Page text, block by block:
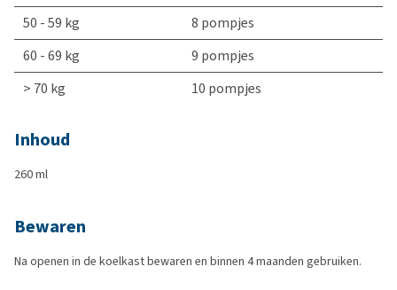
50 - 59 kg
8 pompjes
60 - 69 kg
9 pompjes
> 70 kg
10 pompjes
Inhoud
260 ml
Bewaren
Na openen in de koelkast bewaren en binnen 4 maanden gebruiken.